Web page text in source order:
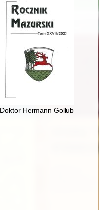
Doktor Hermann Gollub,